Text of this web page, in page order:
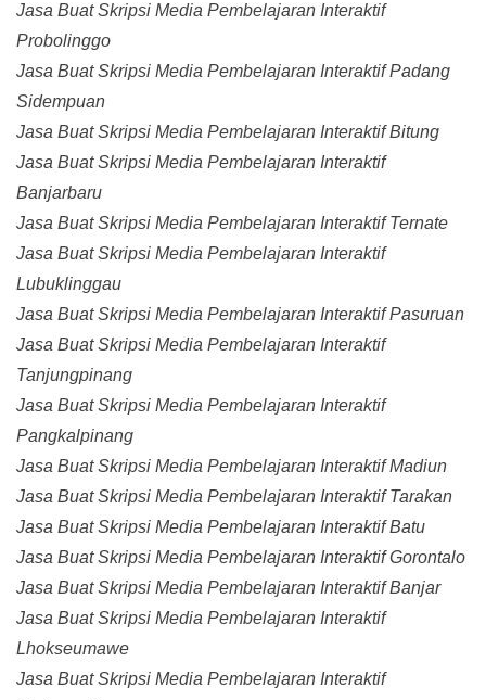
Jasa Buat Skripsi Media Pembelajaran Interaktif
Probolinggo
Jasa Buat Skripsi Media Pembelajaran Interaktif Padang
Sidempuan
Jasa Buat Skripsi Media Pembelajaran Interaktif Bitung
Jasa Buat Skripsi Media Pembelajaran Interaktif
Banjarbaru
Jasa Buat Skripsi Media Pembelajaran Interaktif Ternate
Jasa Buat Skripsi Media Pembelajaran Interaktif
Lubuklinggau
Jasa Buat Skripsi Media Pembelajaran Interaktif Pasuruan
Jasa Buat Skripsi Media Pembelajaran Interaktif
Tanjungpinang
Jasa Buat Skripsi Media Pembelajaran Interaktif
Pangkalpinang
Jasa Buat Skripsi Media Pembelajaran Interaktif Madiun
Jasa Buat Skripsi Media Pembelajaran Interaktif Tarakan
Jasa Buat Skripsi Media Pembelajaran Interaktif Batu
Jasa Buat Skripsi Media Pembelajaran Interaktif Gorontalo
Jasa Buat Skripsi Media Pembelajaran Interaktif Banjar
Jasa Buat Skripsi Media Pembelajaran Interaktif
Lhokseumawe
Jasa Buat Skripsi Media Pembelajaran Interaktif